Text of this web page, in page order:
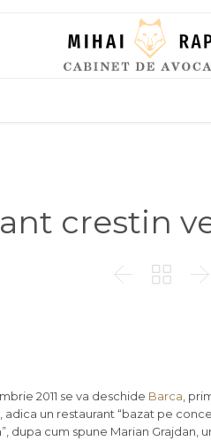
crestin
  
2011 se va deschide Barca ,
adica un restaurant “bazat pe
dupa cum spune Marian Grajdan,